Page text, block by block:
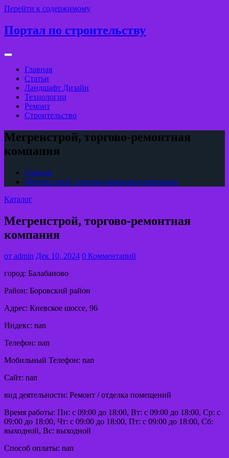
Перейти к содержимому
Портал по строительству
Главная
Статьи
Ландшафт Дизайн
Технологии
Ремонт
Строительство
Мегренстрой, торгово-ремонтная
компания
Главная
Мегренстрой, торгово-ремонтная компания
Каталог
Мегренстрой, торгово-ремонтная
компания
от admin Дек 10, 2024 0 Комментарий
город: Балабаново
Район: Боровский район
Адрес: Киевское шоссе, 96
Индекс: nan
Телефон: nan
Мобильный Телефон: nan
Сайт: nan
вид деятельности: Ремонт / отделка помещений
Время работы: Пн: с 09:00 до 18:00, Вт: с 09:00 до 18:00, Ср: с
09:00 до 18:00, Чт: с 09:00 до 18:00, Пт: с 09:00 до 18:00, Сб:
выходной, Вс: выходной
Способ оплаты: nan